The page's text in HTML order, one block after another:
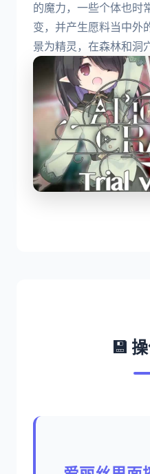
的魔力，一些个体也时
变，并产生愿料当中外
景为精灵，在森林和洞
💾